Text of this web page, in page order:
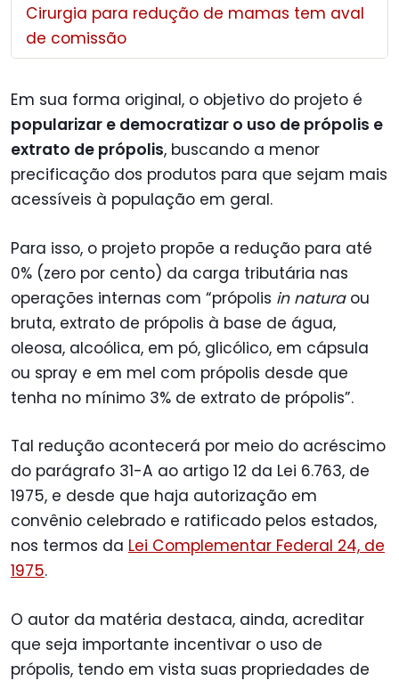
Cirurgia para redução de mamas tem aval
de comissão
Em sua forma original, o objetivo do projeto é
popularizar e democratizar o uso de própolis e
extrato de própolis, buscando a menor
precificação dos produtos para que sejam mais
acessíveis à população em geral.
Para isso, o projeto propõe a redução para até
0% (zero por cento) da carga tributária nas
operações internas com “própolis in naturaou
bruta, extrato de própolis à base de água,
oleosa, alcoólica, em pó, glicólico, em cápsula
ou spray e em mel com própolis desde que
tenha no mínimo 3% de extrato de própolis”.
Tal redução acontecerá por meio do acréscimo
do parágrafo 31-A ao artigo 12 da Lei 6.763, de
1975, e desde que haja autorização em
convênio celebrado e ratificado pelos estados,
nos termos da Lei Complementar Federal 24, de
1975.
O autor da matéria destaca, ainda, acreditar
que seja importante incentivar o uso de
própolis, tendo em vista suas propriedades de